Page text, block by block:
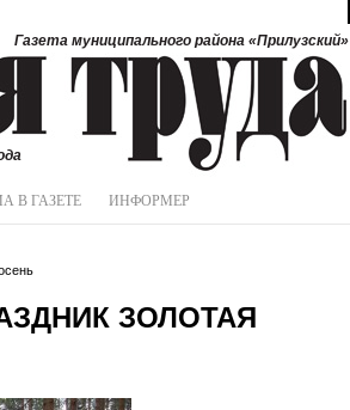
Газета муниципального района «Прилузский»
В ГАЗЕТЕ ИНФОРМЕР
ЗОЛОТАЯ